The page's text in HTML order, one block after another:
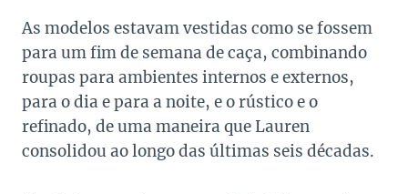
As modelos estavam vestidas como se fossem
para um fim de semana de caça, combinando
roupas para ambientes internos e externos,
para o dia e para a noite, e o rústico e o
refinado, de uma maneira que Lauren
consolidou ao longo das últimas seis décadas.